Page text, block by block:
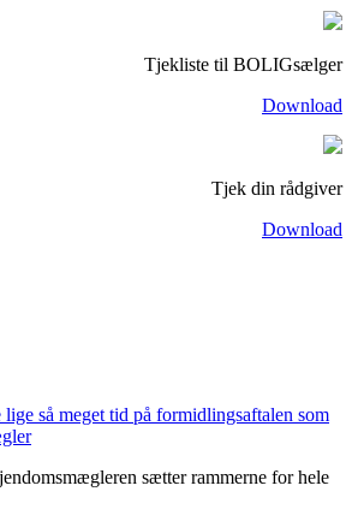
Tjekliste til BOLIGsælger
Download
Tjek din rådgiver
Download
så meget tid på formidlingsaftalen som
sætter rammerne for hele